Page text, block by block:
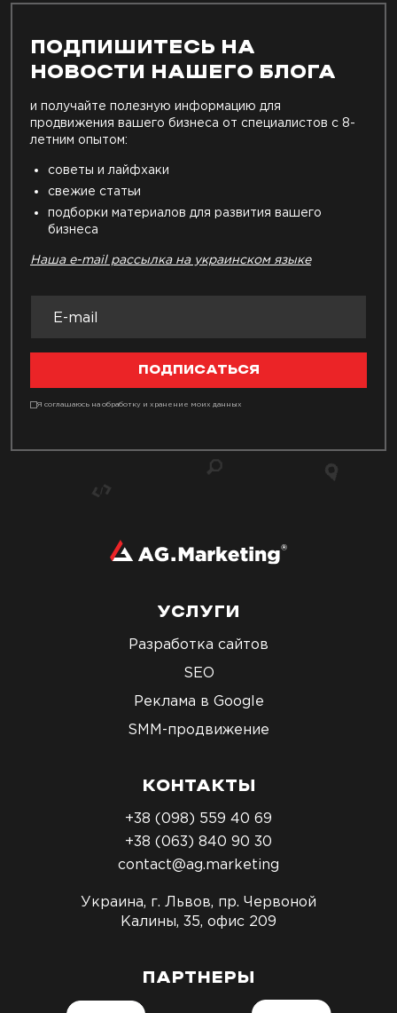
ПОДПИШИТЕСЬ НА
НОВОСТИ НАШЕГО БЛОГА
и получайте полезную информацию для
продвижения вашего бизнеса от специалистов с 8-
летним опытом:
советы и лайфхаки
свежие статьи
подборки материалов для развития вашего
бизнеса
Наша e-mail рассылка на украинском языке
ПОДПИСАТЬСЯ
Я соглашаюсь на обработку и хранение моих данных
УСЛУГИ
Разработка сайтов
SEO
Реклама в Google
SMM-продвижение
КОНТАКТЫ
+38 (098) 559 40 69
+38 (063) 840 90 30
contact@ag.marketing
Украина, г. Львов, пр. Червоной
Калины, 35, офис 209
ПАРТНЕРЫ